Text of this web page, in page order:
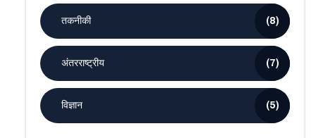
तकनीकी (8)
अंतरराष्ट्रीय (7)
विज्ञान (5)